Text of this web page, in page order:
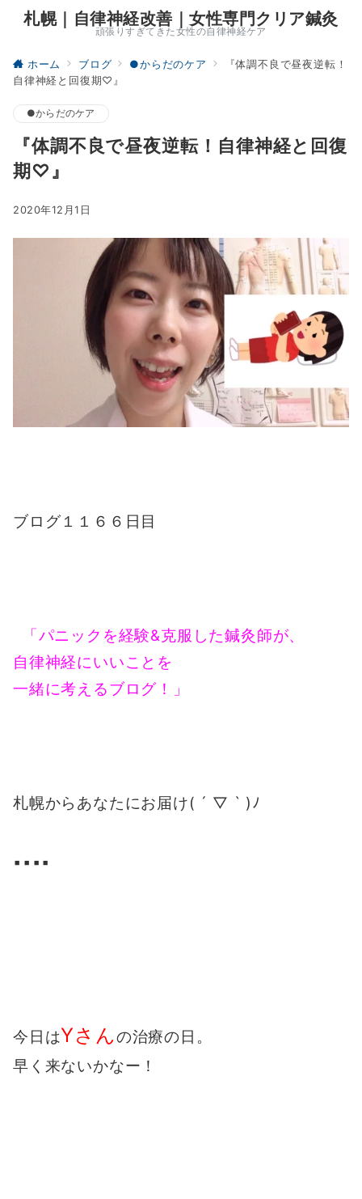
札幌｜自律神経改善｜女性専門クリア鍼灸
頑張りすぎてきた女性の自律神経ケア
ホーム ブログ ●からだのケア
『体調不良で昼夜逆転！
自律神経と回復期♡』
●からだのケア
『体調不良で昼夜逆転！自律神経と回復
期♡』
2020年12月1日
ブログ１１６６日目
「パニックを経験&克服した鍼灸師が、
自律神経にいいことを
一緒に考えるブログ！」
札幌からあなたにお届け( ´ ▽ ` )ﾉ
▪️▪️▪️▪️
今日はYさんの治療の日。
早く来ないかなー！